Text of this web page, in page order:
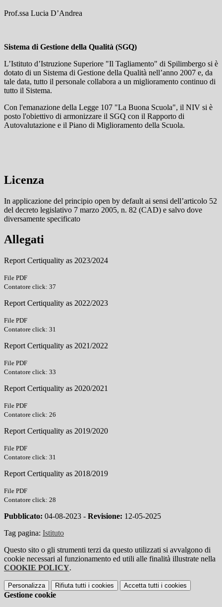
Prof.ssa Lucia D’Andrea
Sistema di Gestione della Qualità (SGQ)
L’Istituto d’Istruzione Superiore "Il Tagliamento" di Spilimbergo si è
dotato di un Sistema di Gestione della Qualità nell’anno 2007 e, da
tale data, tutto il personale collabora a un miglioramento continuo di
tutto il Sistema.
Con l'emanazione della Legge 107 "La Buona Scuola", il NIV si è
posto l'obiettivo di armonizzare il SGQ con il Rapporto di
Autovalutazione e il Piano di Miglioramento della Scuola.
Licenza
In applicazione del principio open by default ai sensi dell’articolo 52
del decreto legislativo 7 marzo 2005, n. 82 (CAD) e salvo dove
diversamente specificato
Allegati
Report Certiquality as 2023/2024
File PDF
Contatore click: 37
Report Certiquality as 2022/2023
File PDF
Contatore click: 31
Report Certiquality as 2021/2022
File PDF
Contatore click: 33
Report Certiquality as 2020/2021
File PDF
Contatore click: 26
Report Certiquality as 2019/2020
File PDF
Contatore click: 31
Report Certiquality as 2018/2019
File PDF
Contatore click: 28
Pubblicato: 04-08-2023 - Revisione: 12-05-2025
Tag pagina: Istituto
Questo sito o gli strumenti terzi da questo utilizzati si avvalgono di
cookie necessari al funzionamento ed utili alle finalità illustrate nella
COOKIE POLICY.
Personalizza Rifiuta tutti i cookies Accetta tutti i cookies
Gestione cookie